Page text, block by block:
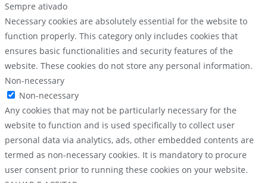
Sempre ativado
Necessary cookies are absolutely essential for the website to
function properly. This category only includes cookies that
ensures basic functionalities and security features of the
website. These cookies do not store any personal information.
Non-necessary
Non-necessary
Any cookies that may not be particularly necessary for the
website to function and is used specifically to collect user
personal data via analytics, ads, other embedded contents are
termed as non-necessary cookies. It is mandatory to procure
user consent prior to running these cookies on your website.